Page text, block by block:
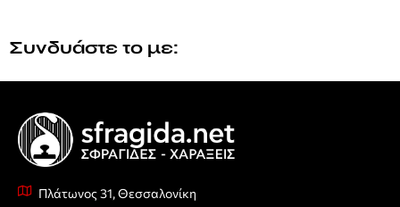
Συνδυάστε το με:
Πλάτωνος 31, Θεσσαλονίκη